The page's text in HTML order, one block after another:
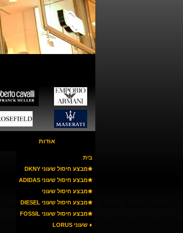
אודות
בית
✬מבצע חיסול שעוני DKNY
✬מבצע חיסול שעוני ADIDAS
✬מבצע חיסול שעוני
ARMANI
✬מבצע חיסול שעוני DIESEL
✬מבצע חיסול שעוני FOSSIL
♦ שעוני LORUS